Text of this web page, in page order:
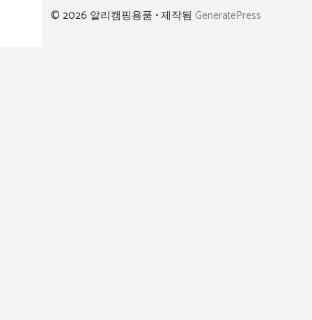
© 2026 알리캠핑용품 • 제작됨 GeneratePress